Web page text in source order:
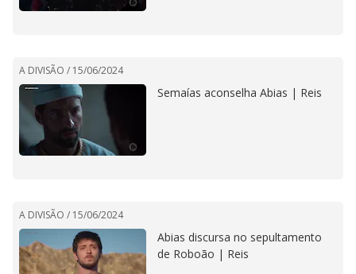
A DIVISÃO / 15/06/2024
Semaías aconselha Abias | Reis
A DIVISÃO / 15/06/2024
Abias discursa no sepultamento
de Roboão | Reis